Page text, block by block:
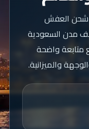
شحن العفش
مدن السعودية
متابعة واضحة
والميزانية.